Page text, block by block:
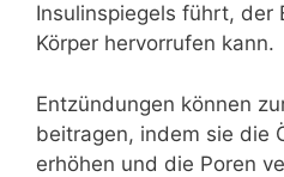
Insulinspiegels führt, der
Körper hervorrufen kann.
Entzündungen können
beitragen, indem sie die
erhöhen und die Poren